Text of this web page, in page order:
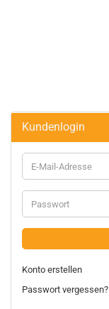
Kundenlogin
Konto erstellen
Passwort vergessen?